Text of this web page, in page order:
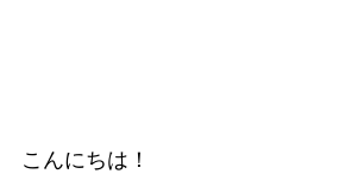
こんにちは！